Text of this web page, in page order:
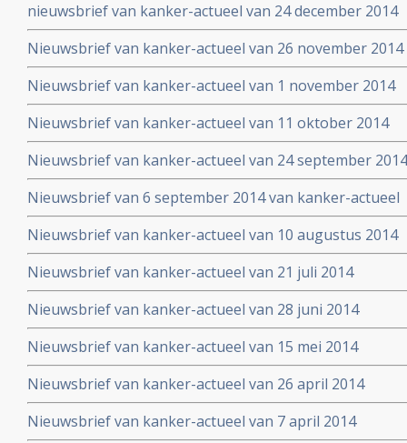
nieuwsbrief van kanker-actueel van 24 december 2014
Nieuwsbrief van kanker-actueel van 26 november 2014
Nieuwsbrief van kanker-actueel van 1 november 2014
Nieuwsbrief van kanker-actueel van 11 oktober 2014
Nieuwsbrief van kanker-actueel van 24 september 2014
Nieuwsbrief van 6 september 2014 van kanker-actueel
Nieuwsbrief van kanker-actueel van 10 augustus 2014
Nieuwsbrief van kanker-actueel van 21 juli 2014
Nieuwsbrief van kanker-actueel van 28 juni 2014
Nieuwsbrief van kanker-actueel van 15 mei 2014
Nieuwsbrief van kanker-actueel van 26 april 2014
Nieuwsbrief van kanker-actueel van 7 april 2014